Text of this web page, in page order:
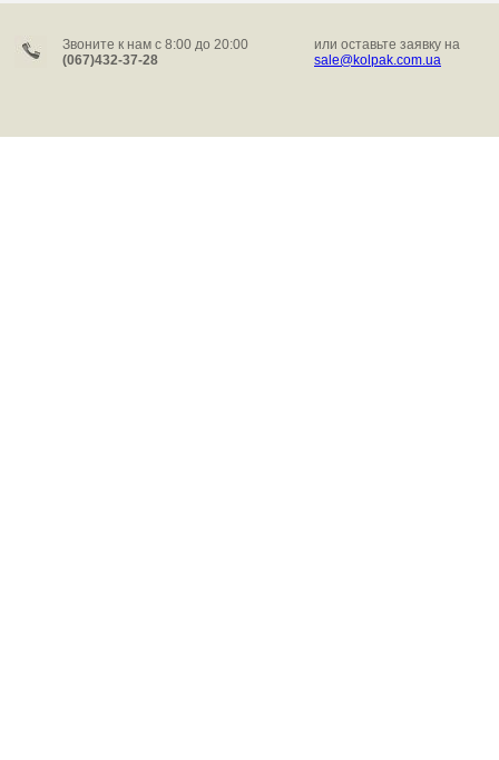
Звоните к нам c 8:00 до 20:00
(067)432-37-28
или оставьте заявку на
sale@kolpak.com.ua